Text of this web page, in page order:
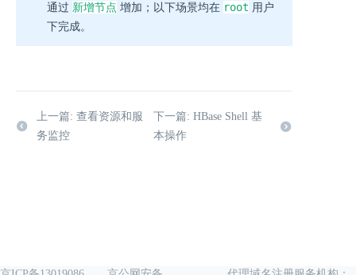
通过 新增节点 增加；以下场景均在 root 用户
下完成。
上一篇: 查看资源和服
务监控
下一篇: HBase Shell 基
本操作